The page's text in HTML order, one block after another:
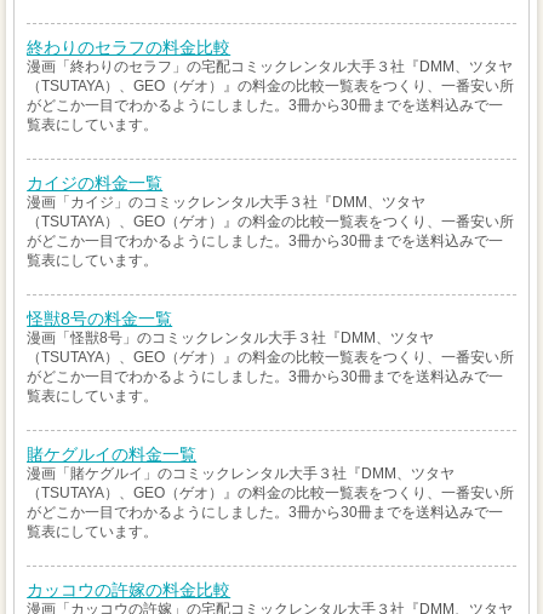
終わりのセラフの料金比較
漫画「終わりのセラフ」の宅配コミックレンタル大手３社『DMM、ツタヤ
（TSUTAYA）、GEO（ゲオ）』の料金の比較一覧表をつくり、一番安い所
がどこか一目でわかるようにしました。3冊から30冊までを送料込みで一
覧表にしています。
カイジの料金一覧
漫画「カイジ」のコミックレンタル大手３社『DMM、ツタヤ
（TSUTAYA）、GEO（ゲオ）』の料金の比較一覧表をつくり、一番安い所
がどこか一目でわかるようにしました。3冊から30冊までを送料込みで一
覧表にしています。
怪獣8号の料金一覧
漫画「怪獣8号」のコミックレンタル大手３社『DMM、ツタヤ
（TSUTAYA）、GEO（ゲオ）』の料金の比較一覧表をつくり、一番安い所
がどこか一目でわかるようにしました。3冊から30冊までを送料込みで一
覧表にしています。
賭ケグルイの料金一覧
漫画「賭ケグルイ」のコミックレンタル大手３社『DMM、ツタヤ
（TSUTAYA）、GEO（ゲオ）』の料金の比較一覧表をつくり、一番安い所
がどこか一目でわかるようにしました。3冊から30冊までを送料込みで一
覧表にしています。
カッコウの許嫁の料金比較
漫画「カッコウの許嫁」の宅配コミックレンタル大手３社『DMM、ツタヤ